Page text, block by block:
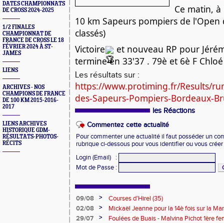
DATES CHAMPIONNATS
DE CROSS 2024-2025
1/2 FINALES
CHAMPIONNAT DE
FRANCE DE CROSS LE 18
FÉVRIER 2024 À ST-
JAMES
LIENS
ARCHIVES - NOS
CHAMPIONS DE FRANCE
DE 100 KM 2015-2016-
2017
LIENS ARCHIVES
HISTORIQUE GDM-
RÉSULTATS-PHOTOS-
RÉCITS
Ce matin,
10 km Sapeurs pompiers de l'Open
classés)
Victoire
et nouveau RP pour
termine en 33'37 . 79è et 6è F
Les résultats sur :
https://www.protiming.fr/Results/
des-Sapeurs-Pompiers-Bordeaux-
les Réactions
Commentez cette actualité
Pour commenter une actualité il faut posséder un
rubrique ci-dessous pour vous identifier ou vous
Login (Email)
:
Mot de Passe :
09/08 >
Courses d'Hirel (35)
02/08
>
Mickaël Jeanne pour la 14è fois sur la
Eaux
29/07 >
Foulées de Buais - Malvina Pichot 1ère